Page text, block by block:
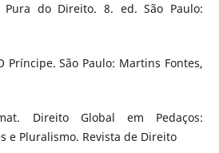
Pura do Direito. 8. ed. São Paulo:
Príncipe. São Paulo: Martins Fontes,
Direito Global em Pedaços:
e Pluralismo. Revista de Direito